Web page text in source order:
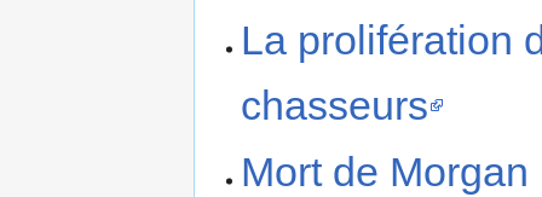
La prolifération
chasseurs
Mort de